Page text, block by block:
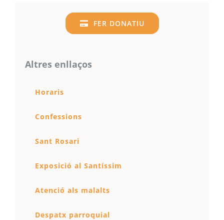
FER DONATIU
Altres enllaços
Horaris
Confessions
Sant Rosari
Exposició al Santíssim
Atenció als malalts
Despatx parroquial